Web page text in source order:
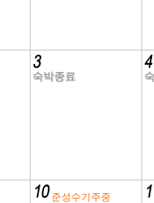
숙박종료
준성수기주중